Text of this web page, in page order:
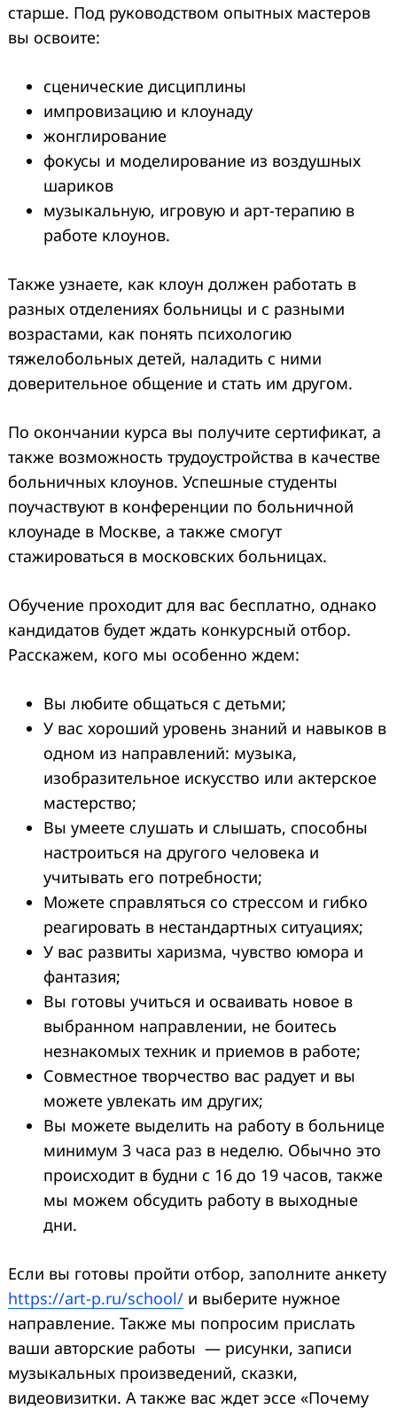
старше. Под руководством опытных мастеров
вы освоите:
сценические дисциплины
импровизацию и клоунаду
жонглирование
фокусы и моделирование из воздушных
шариков
музыкальную, игровую и арт-терапию в
работе клоунов.
Также узнаете, как клоун должен работать в
разных отделениях больницы и с разными
возрастами, как понять психологию
тяжелобольных детей, наладить с ними
доверительное общение и стать им другом.
По окончании курса вы получите сертификат, а
также возможность трудоустройства в качестве
больничных клоунов. Успешные студенты
поучаствуют в конференции по больничной
клоунаде в Москве, а также смогут
стажироваться в московских больницах.
Обучение проходит для вас бесплатно, однако
кандидатов будет ждать конкурсный отбор.
Расскажем, кого мы особенно ждем:
Вы любите общаться с детьми;
У вас хороший уровень знаний и навыков в
одном из направлений: музыка,
изобразительное искусство или актерское
мастерство;
Вы умеете слушать и слышать, способны
настроиться на другого человека и
учитывать его потребности;
Можете справляться со стрессом и гибко
реагировать в нестандартных ситуациях;
У вас развиты харизма, чувство юмора и
фантазия;
Вы готовы учиться и осваивать новое в
выбранном направлении, не боитесь
незнакомых техник и приемов в работе;
Совместное творчество вас радует и вы
можете увлекать им других;
Вы можете выделить на работу в больнице
минимум 3 часа раз в неделю. Обычно это
происходит в будни с 16 до 19 часов, также
мы можем обсудить работу в выходные
дни.
Если вы готовы пройти отбор, заполните анкету
https://art-p.ru/school/ и выберите нужное
направление. Также мы попросим прислать
ваши авторские работы — рисунки, записи
музыкальных произведений, сказки,
видеовизитки. А также вас ждет эссе «Почему